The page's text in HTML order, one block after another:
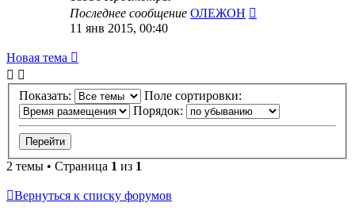
Последнее сообщение ОЛЕЖОН
11 янв 2015, 00:40
Новая тема
Показать:
Поле сортировки:
Порядок:
2 темы • Страница 1 из 1
Вернуться к списку форумов